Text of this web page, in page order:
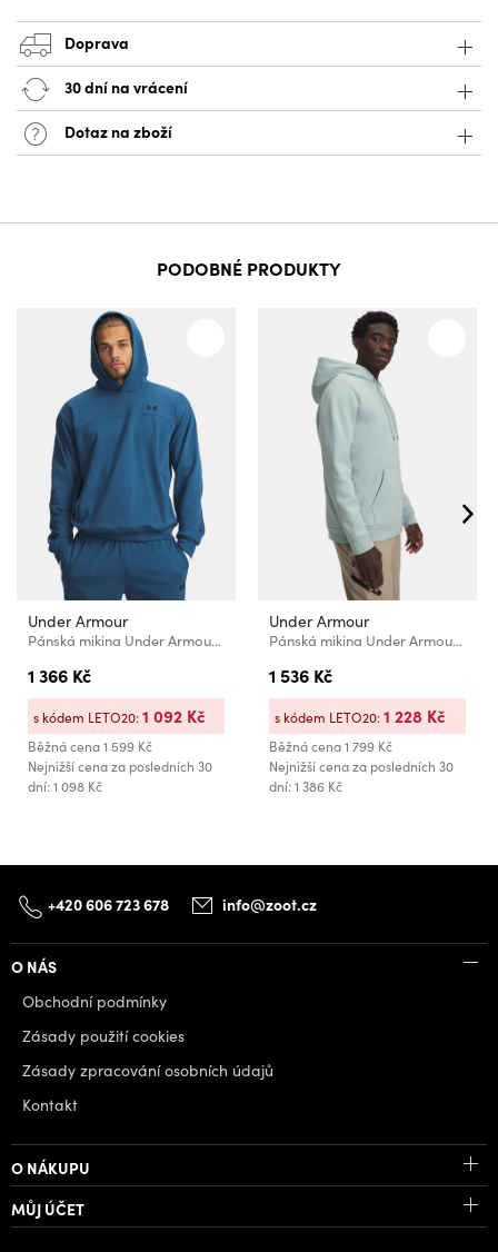
Doprava
30 dní na vrácení
Dotaz na zboží
PODOBNÉ PRODUKTY
Under Armour
Pánská mikina Under Armour UA Rival LW Hoodie-BLU
1 366 Kč
Běžná cena1 599 Kč
Nejnižší cena za posledních 30
dní: 1 098 Kč
s kódem LETO20:1 092 Kč
Under Armour
Pánská mikina Under Armour UA Icon Fleece Hoodie
1 536 Kč
Běžná cena1 799 Kč
Nejnižší cena za posledních 30
dní: 1 386 Kč
s kódem LETO20:1 228 Kč
+420 606 723 678 info@zoot.cz
O NÁS
Obchodní podmínky
Zásady použití cookies
Zásady zpracování osobních údajů
Kontakt
O NÁKUPU
MŮJ ÚČET